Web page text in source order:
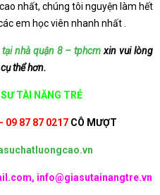
nhất, chúng tôi nguyện làm hết
em học viên nhanh nhất .
nhà quận 8 – tphcm xin vui lòng
thể hơn.
TÀI NĂNG TRẺ
09 87 87 0217 CÔ MƯỢT
info@giasutainangtre.vn